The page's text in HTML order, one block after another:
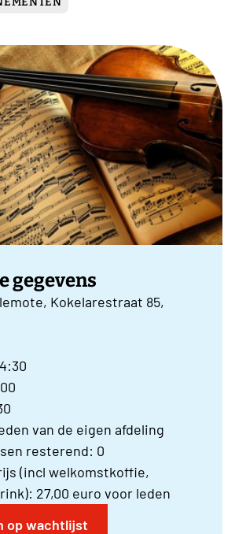
gegevens
Kokelarestraat 85,
van de eigen afdeling
resterend: 0
(incl welkomstkoffie,
27,00 euro voor leden
op wachtlijst